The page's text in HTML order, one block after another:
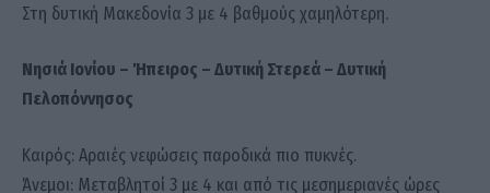
Στη δυτική Μακεδονία 3 με 4 βαθμούς χαμηλότερη.
Νησιά Ιονίου – Ήπειρος – Δυτική Στερεά – Δυτική
Πελοπόννησος
Καιρός: Αραιές νεφώσεις παροδικά πιο πυκνές.
Άνεμοι: Μεταβλητοί 3 με 4 και από τις μεσημεριανές ώρες